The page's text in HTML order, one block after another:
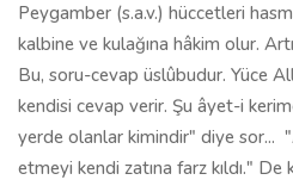
Peygamber (s.a.v.) hüccetleri
kalbine ve kulağına hâkim olur.
Bu, soru-cevap üslûbudur. Yüce
kendisi cevap verir. Şu âyet-i
yerde olanlar kimin­dir" diye sor...
etmeyi kendi zatına farz kıldı."